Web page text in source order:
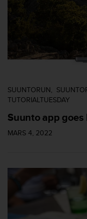
SUUNTORUN
TUTORIALTUESDAY
Suunto app goes
MARS 4, 2022